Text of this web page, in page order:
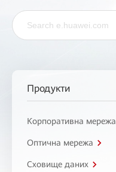
Продукти
Корпоративна мережа
Оптична мережа
Сховище даних